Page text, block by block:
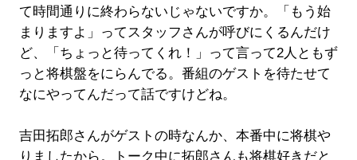
て時間通りに終わらないじゃないですか。「もう始
まりますよ」ってスタッフさんが呼びにくるんだけ
ど、「ちょっと待ってくれ！」って言って2人ともず
っと将棋盤をにらんでる。番組のゲストを待たせて
なにやってんだって話ですけどね。
吉田拓郎さんがゲストの時なんか、本番中に将棋や
りましたから。トーク中に拓郎さんも将棋好きだと